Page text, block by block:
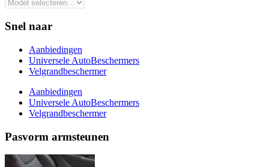
Snel naar
Aanbiedingen
Universele AutoBeschermers
Velgrandbeschermer
Aanbiedingen
Universele AutoBeschermers
Velgrandbeschermer
Pasvorm armsteunen